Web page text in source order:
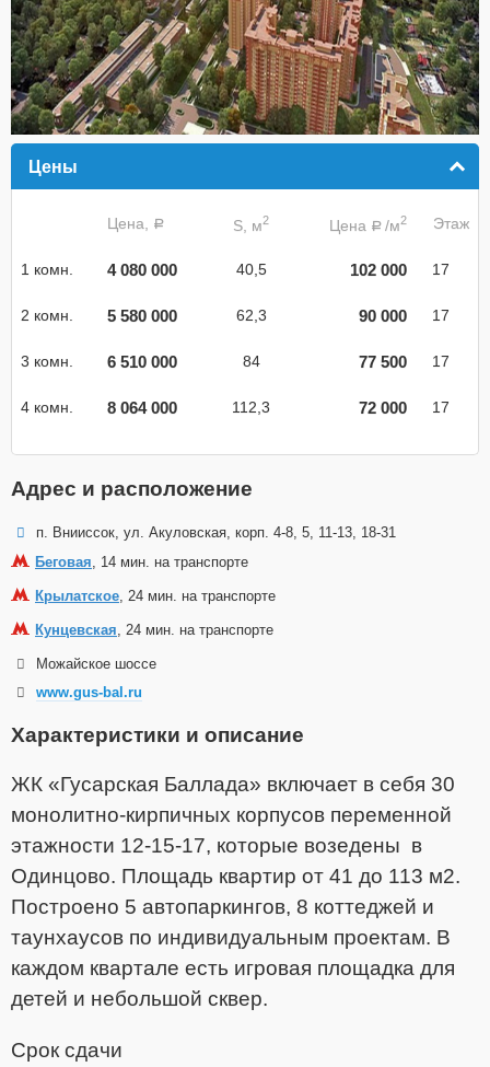
Цены
Цена, a S, м2 Цена a /м2 Этаж
1 комн. 4 080 000 40,5 102 000 17
2 комн. 5 580 000 62,3 90 000 17
3 комн. 6 510 000 84 77 500 17
4 комн. 8 064 000 112,3 72 000 17
Адрес и расположение
п. Внииссок, ул. Акуловская, корп. 4-8, 5, 11-13, 18-31
Беговая, 14 мин. на транспорте
Крылатское, 24 мин. на транспорте
Кунцевская, 24 мин. на транспорте
Можайское шоссе
www.gus-bal.ru
Характеристики и описание
ЖК «Гусарская Баллада» включает в себя 30
монолитно-кирпичных корпусов переменной
этажности 12-15-17, которые возедены в
Одинцово. Площадь квартир от 41 до 113 м2.
Построено 5 автопаркингов, 8 коттеджей и
таунхаусов по индивидуальным проектам. В
каждом квартале есть игровая площадка для
детей и небольшой сквер.
Срок сдачи